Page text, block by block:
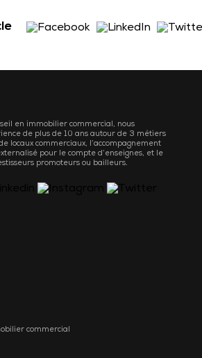
en immobilier commercial, nous
de plus de 10 ans autour de 3 métiers
locaux commerciaux, l’accompagnement
pour le compte d’enseignes, et le
promoteurs ou bailleurs.
commercial